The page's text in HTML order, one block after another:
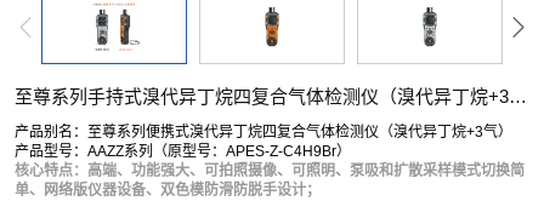
至尊系列手持式溴代异丁烷四复合气体检测仪（溴代异丁烷+3气）
产品别名：至尊系列便携式溴代异丁烷四复合气体检测仪（溴代异丁烷+3气）
产品型号：AAZZ系列（原型号：APES-Z-C4H9Br）
核心特点：高端、功能强大、可拍照摄像、可照明、泵吸和扩散采样模式切换简
单、网络版仪器设备、双色模防滑防脱手设计；